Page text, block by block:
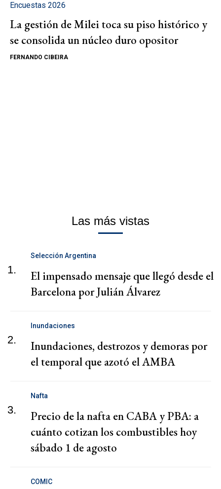
Encuestas 2026
La gestión de Milei toca su piso histórico y
se consolida un núcleo duro opositor
FERNANDO CIBEIRA
Las más vistas
1.
Selección Argentina
El impensado mensaje que llegó desde el
Barcelona por Julián Álvarez
2.
Inundaciones
Inundaciones, destrozos y demoras por
el temporal que azotó el AMBA
3.
Nafta
Precio de la nafta en CABA y PBA: a
cuánto cotizan los combustibles hoy
sábado 1 de agosto
COMIC